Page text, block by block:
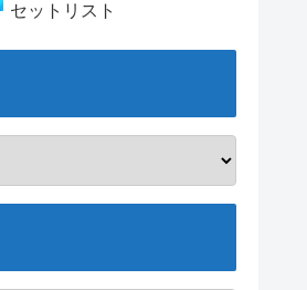
セットリスト